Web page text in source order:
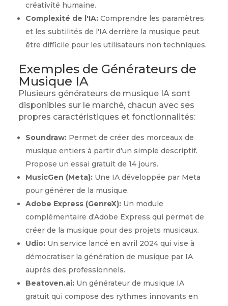
créativité humaine.
Complexité de l'IA:Comprendre les paramètres
et les subtilités de l'IA derrière la musique peut
être difficile pour les utilisateurs non techniques.
Exemples de Générateurs de
Musique IA
Plusieurs générateurs de musique IA sont
disponibles sur le marché, chacun avec ses
propres caractéristiques et fonctionnalités:
Soundraw:Permet de créer des morceaux de
musique entiers à partir d'un simple descriptif.
Propose un essai gratuit de 14 jours.
MusicGen (Meta):Une IA développée par Meta
pour générer de la musique.
Adobe Express (GenreX):Un module
complémentaire d'Adobe Express qui permet de
créer de la musique pour des projets musicaux.
Udio:Un service lancé en avril 2024 qui vise à
démocratiser la génération de musique par IA
auprès des professionnels.
Beatoven.ai:Un générateur de musique IA
gratuit qui compose des rythmes innovants en